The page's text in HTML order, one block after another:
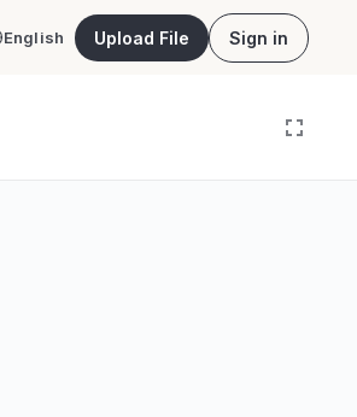
English Upload File Sign in